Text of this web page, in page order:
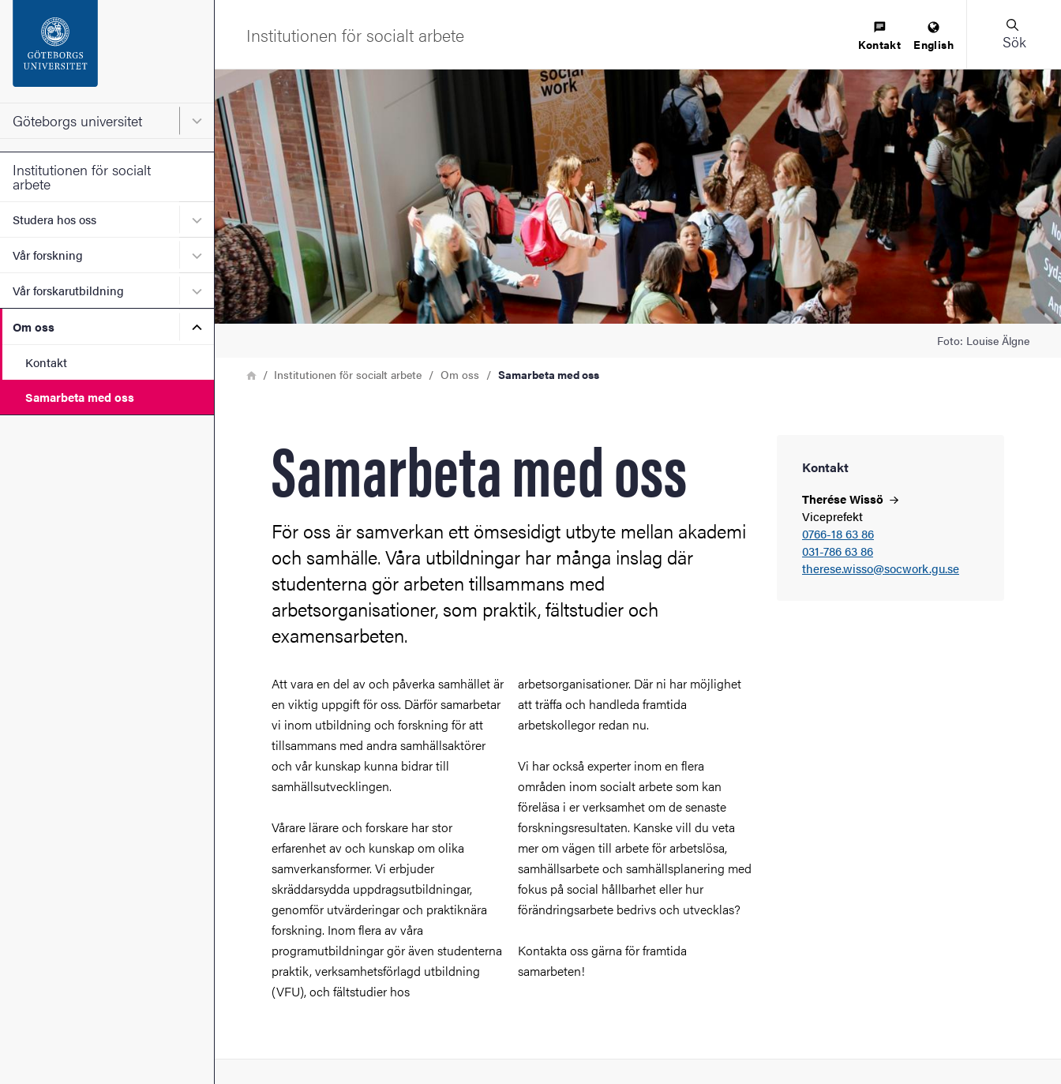
Sidfoten
Om webbplatsen
Göteborgs universitet Huvudmeny för Göteborgs universitet
Institutionen för socialt
arbete
Studera hos oss Undermeny för Studera hos oss
Vår forskning Undermeny för Vår forskning
Vår forskarutbildning Undermeny för Vår forskarutbildning
Om oss Undermeny för Om oss
Kontakt
Samarbeta med oss
Institutionen för socialt arbete Kontakt English Sök
Bild
Foto: Louise Älgne
LänkstigHemInstitutionen för socialt arbete Om oss Samarbeta med oss
Samarbeta med oss
För oss är samverkan ett ömsesidigt utbyte mellan akademi
och samhälle. Våra utbildningar har många inslag där
studenterna gör arbeten tillsammans med
arbetsorganisationer, som praktik, fältstudier och
examensarbeten.
Att vara en del av och påverka samhället är
en viktig uppgift för oss. Därför samarbetar
vi inom utbildning och forskning för att
tillsammans med andra samhällsaktörer
och vår kunskap kunna bidrar till
samhällsutvecklingen.
Vårare lärare och forskare har stor
erfarenhet av och kunskap om olika
samverkansformer. Vi erbjuder
skräddarsydda uppdragsutbildningar,
genomför utvärderingar och praktiknära
forskning. Inom flera av våra
programutbildningar gör även studenterna
praktik, verksamhetsförlagd utbildning
(VFU), och fältstudier hos
arbetsorganisationer. Där ni har möjlighet
att träffa och handleda framtida
arbetskollegor redan nu.
Vi har också experter inom en flera
områden inom socialt arbete som kan
föreläsa i er verksamhet om de senaste
forskningsresultaten. Kanske vill du veta
mer om vägen till arbete för arbetslösa,
samhällsarbete och samhällsplanering med
fokus på social hållbarhet eller hur
förändringsarbete bedrivs och utvecklas?
Kontakta oss gärna för framtida
samarbeten!
Kontakt
TheréseWissö
Viceprefekt
0766-18 63 86
031-786 63 86
therese.wisso@socwork.gu.se